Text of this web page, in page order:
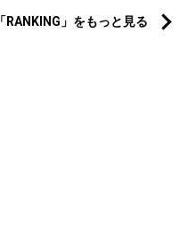
「RANKING」をもっと見る